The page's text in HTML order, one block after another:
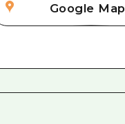
Google